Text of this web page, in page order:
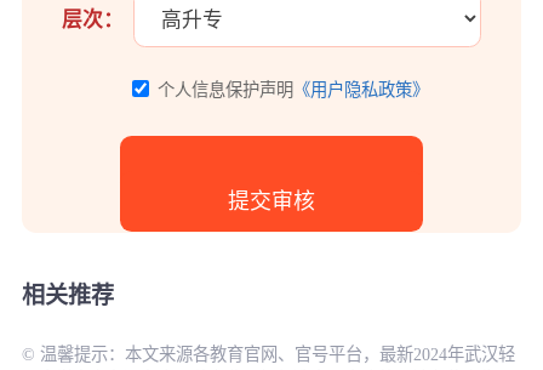
层次：
个人信息保护声明 《用户隐私政策》
相关推荐
© 温馨提示：本文来源各教育官网、官号平台，最新2024年武汉轻